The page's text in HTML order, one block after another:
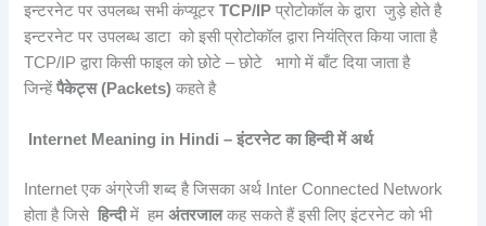
इन्टरनेट पर उपलब्ध सभी कंप्यूटरTCP/IP प्रोटोकॉल के द्वारा जुड़े होते है
इन्टरनेट पर उपलब्ध डाटा को इसी प्रोटोकॉल द्वारा नियंत्रित किया जाता है
TCP/IP द्वारा किसी फाइल को छोटे – छोटे भागो में बाँट दिया जाता है
जिन्हेंपैकेट्स (Packets) कहते है
Internet Meaning in Hindi – इंटरनेट का हिन्दी में अर्थ
Internet एक अंग्रेजी शब्द है जिसका अर्थ Inter Connected Network
होता है जिसेहिन्दीमें हमअंतरजालकह सकते हैं इसी लिए इंटरनेट को भी